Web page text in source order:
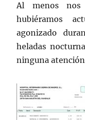
Al menos
hubiéramos
agonizado
heladas
ninguna